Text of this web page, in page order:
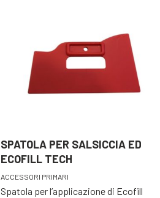
SPATOLA PER SALSICCIA ED
ECOFILL TECH
ACCESSORI PRIMARI
Spatola per l’applicazione di Ecofill